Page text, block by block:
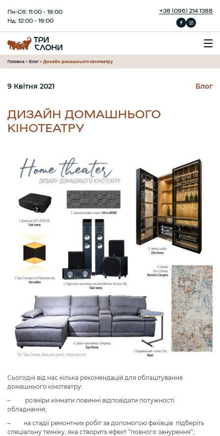
Пн-Сб: 11:00 - 19:00
Нд: 12:00 - 19:00
+38 (096) 214 1388
Головна > Блог > Дизайн домашнього кінотеатру
ДИЗАЙН ДОМАШНЬОГО
КІНОТЕАТРУ
9 Квітня 2021 Блог
Сьогодні від нас кілька рекомендацій для облаштування
домашнього кінотеатру:
– розміри кімнати повинні відповідати потужності
обладнання;
– на стадії ремонтних робіт за допомогою фахівців підберіть
спеціальну техніку, яка створить ефект “повного занурення”;